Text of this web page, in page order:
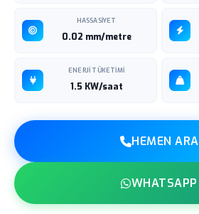
HASSASIYET
0.02 mm/metre
ENERJI TÜKETIMI
1.5 KW/saat
HEMEN ARA
WHATSAPP